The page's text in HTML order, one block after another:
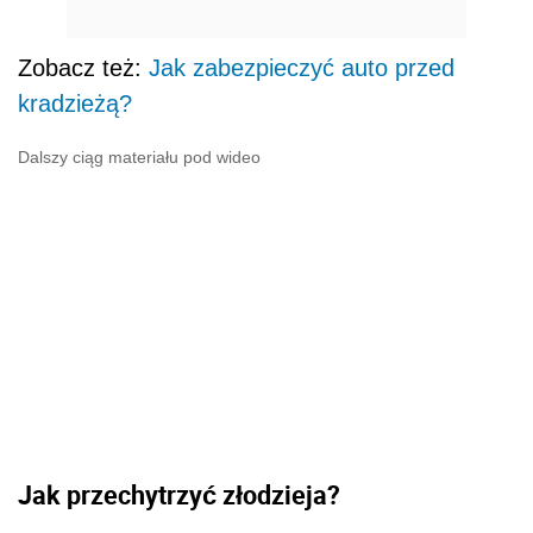
Zobacz też: Jak zabezpieczyć auto przed
kradzieżą?
Dalszy ciąg materiału pod wideo
Jak przechytrzyćzłodzieja?